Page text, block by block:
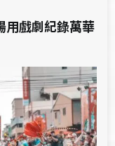
用戲劇紀錄萬華